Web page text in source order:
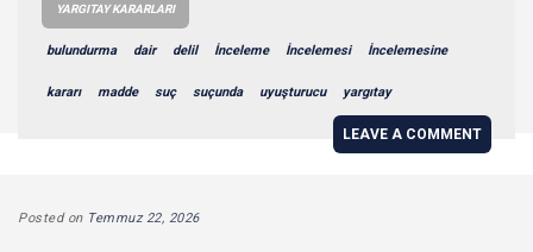
YARGITAY KARARLARI
bulundurma dair delil İnceleme İncelemesi İncelemesine
kararı madde suç suçunda uyuşturucu yargıtay
LEAVE A COMMENT
Posted on Temmuz 22, 2026